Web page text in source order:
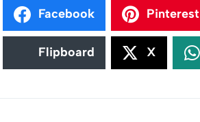
Facebook Pinterest
Flipboard X